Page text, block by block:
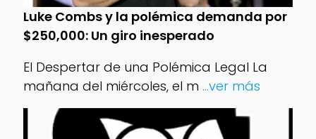
Luke Combs y la polémica demanda por
$250,000: Un giro inesperado
El Despertar de una Polémica Legal La
mañana del miércoles, el m ...ver más